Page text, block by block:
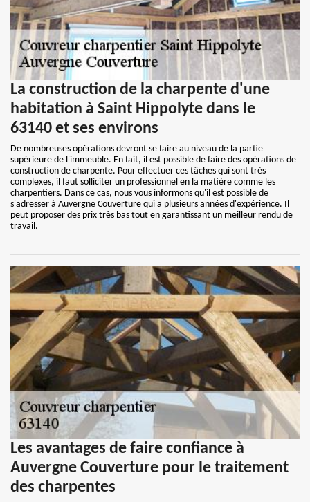
La construction de la charpente d'une
habitation à Saint Hippolyte dans le
63140 et ses environs
De nombreuses opérations devront se faire au niveau de la partie
supérieure de l'immeuble. En fait, il est possible de faire des opérations de
construction de charpente. Pour effectuer ces tâches qui sont très
complexes, il faut solliciter un professionnel en la matière comme les
charpentiers. Dans ce cas, nous vous informons qu'il est possible de
s'adresser à Auvergne Couverture qui a plusieurs années d'expérience. Il
peut proposer des prix très bas tout en garantissant un meilleur rendu de
travail.
Les avantages de faire confiance à
Auvergne Couverture pour le traitement
des charpentes